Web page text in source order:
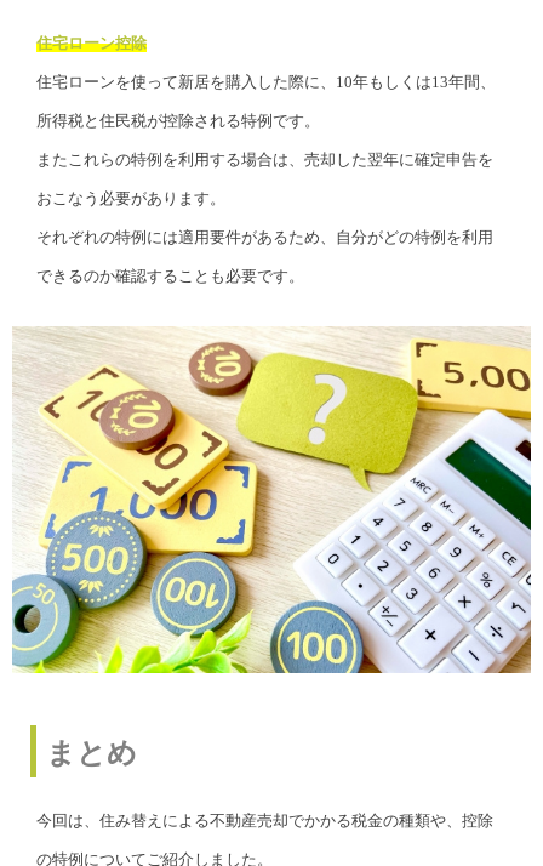
住宅ローン控除
住宅ローンを使って新居を購入した際に、10年もしくは13年間、
所得税と住民税が控除される特例です。
またこれらの特例を利用する場合は、売却した翌年に確定申告を
おこなう必要があります。
それぞれの特例には適用要件があるため、自分がどの特例を利用
できるのか確認することも必要です。
まとめ
今回は、住み替えによる不動産売却でかかる税金の種類や、控除
の特例についてご紹介しました。